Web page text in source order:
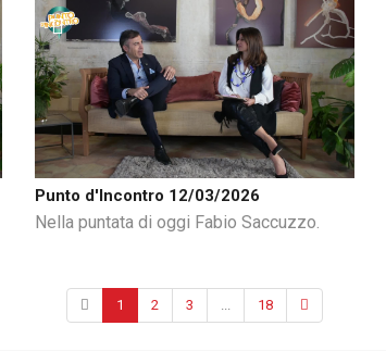
Punto d'Incontro 12/03/2026
Nella puntata di oggi Fabio Saccuzzo.
1 2 3 ... 18